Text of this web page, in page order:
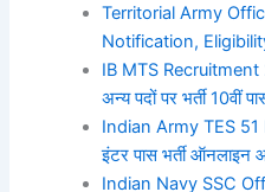
Territorial Army
Notification,
IB MTS Recruitment
अन्य पदों पर भर्ती
Indian Army TES 51
इंटर पास भर्ती
Indian Navy SSC